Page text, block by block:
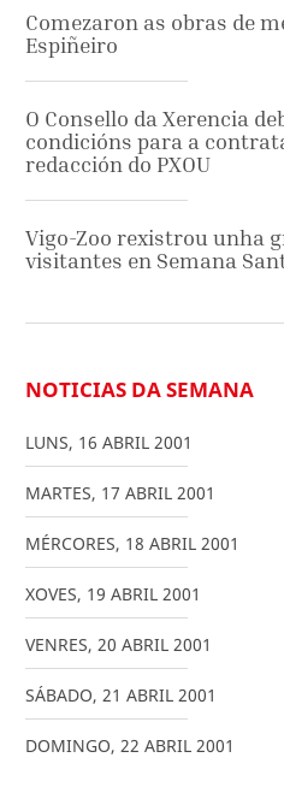
Comezaron as obras de
Espiñeiro
O Consello da Xerencia
condicións para a
redacción do PXOU
Vigo-Zoo rexistrou unha
visitantes en Semana
NOTICIAS DA SEMANA
LUNS, 16 ABRIL 2001
MARTES, 17 ABRIL 2001
MÉRCORES, 18 ABRIL 2001
XOVES, 19 ABRIL 2001
VENRES, 20 ABRIL 2001
SÁBADO, 21 ABRIL 2001
DOMINGO, 22 ABRIL 2001